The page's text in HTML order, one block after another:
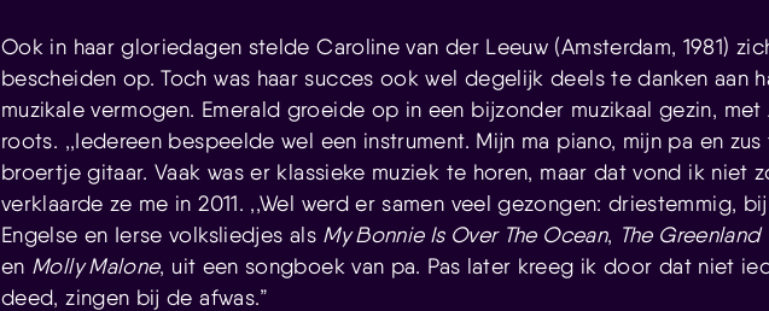
Ook in haar gloriedagen stelde Caroline van der Leeuw (Amsterdam, 1981)
bescheiden op. Toch was haar succes ook wel degelijk deels te danken aan
muzikale vermogen. Emerald groeide op in een bijzonder muzikaal gezin, met
roots. ,,Iedereen bespeelde wel een instrument. Mijn ma piano, mijn pa en zus
broertje gitaar. Vaak was er klassieke muziek te horen, maar dat vond ik niet
verklaarde ze me in 2011. ,,Wel werd er samen veel gezongen: driestemmig,
Engelse en Ierse volksliedjes als My Bonnie Is Over The Ocean, The
en Molly Malone, uit een songboek van pa. Pas later kreeg ik door dat niet
deed, zingen bij de afwas.”